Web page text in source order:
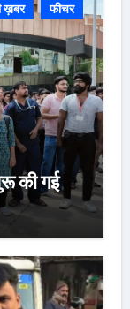
ख़बर फीचर
की गई